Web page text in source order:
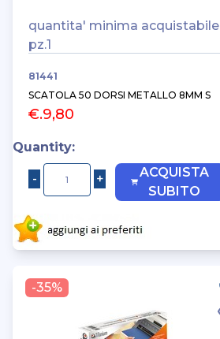
quantita' minima acquistabile
pz.1
81441
SCATOLA 50 DORSI METALLO 8MM S
€.9,80
Quantity:
ACQUISTA
SUBITO
-35%